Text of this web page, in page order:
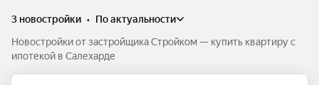
3 новостройки •
по актуальности
Новостройки от застройщика Стройком — купить квартиру с
ипотекой в Салехарде